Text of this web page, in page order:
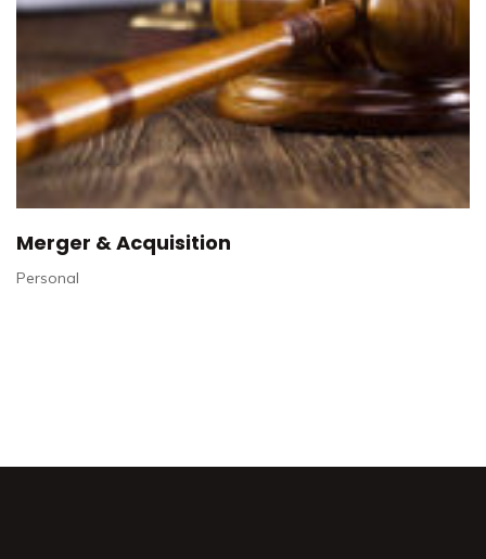
Merger & Acquisition
Personal